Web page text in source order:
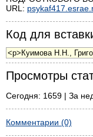
URL:
Код для
Просмотры
Сегодня: 1659 | За
Комментарии (0)